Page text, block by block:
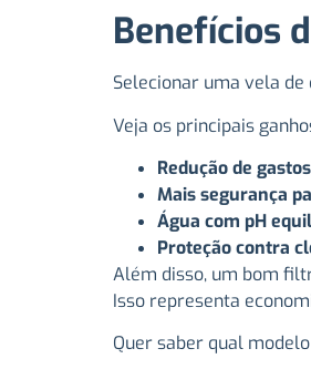
Benefícios
Selecionar uma vela
Veja os principais
Redução de
Mais segurança
Água com pH
Proteção contra
Além disso, um bom
Isso representa
Quer saber qual